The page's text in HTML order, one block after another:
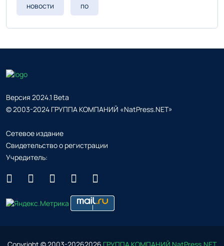
новости по
Версия 2024.1 Beta
© 2003-2024 ГРУППА КОМПАНИЙ «NatPress.NET»
Сетевое издание
Свидетельство о регистрации
Учредитель:
Copyright © 2003-20262026 ГРУППА КОМПАНИЙ NatPress.NET